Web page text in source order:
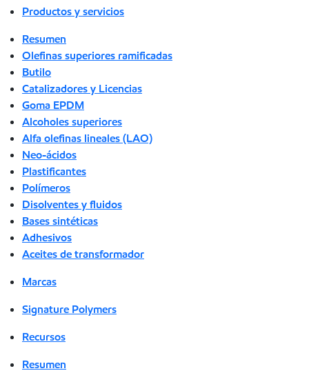
Productos y servicios
Resumen
Olefinas superiores ramificadas
Butilo
Catalizadores y Licencias
Goma EPDM
Alcoholes superiores
Alfa olefinas lineales (LAO)
Neo-ácidos
Plastificantes
Polímeros
Disolventes y fluidos
Bases sintéticas
Adhesivos
Aceites de transformador
Marcas
Signature Polymers
Recursos
Resumen